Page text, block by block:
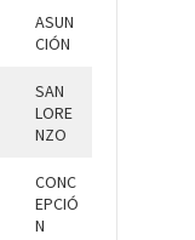
ASUN
CIÓN
SAN
LORE
NZO
CONC
EPCIÓ
N